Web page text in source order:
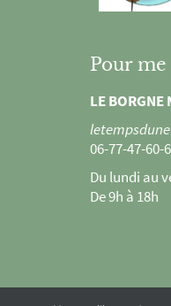
Pour
LE
06-77-47-60-
Du lundi au
De 9h à 18h